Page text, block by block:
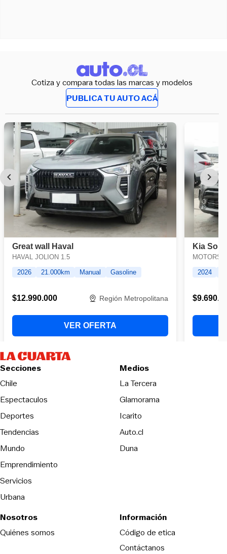
Cotiza y compara todas las marcas y modelos
PUBLICA TU AUTO ACÁ
Secciones
Chile
Espectaculos
Deportes
Tendencias
Mundo
Emprendimiento
Servicios
Urbana
Medios
La TerceraOpens in new
Glamorama
Icarito
Auto.cl
DunaOpens in new window
Nosotros
Quiénes somos
Información
Código de eticaOpens in new
Contáctanos